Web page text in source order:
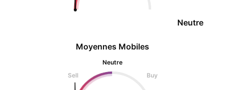
Neutre
Moyennes Mobiles
Neutre
Sell
Buy